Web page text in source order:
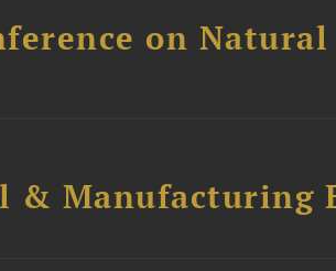
on Natural
& Manufacturing